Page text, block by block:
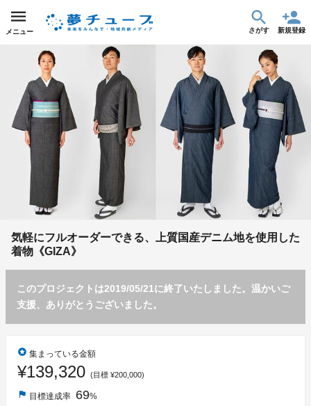
メニュー さがす 新規登録
気軽にフルオーダーできる、上質国産デニム地を使用した
着物《GIZA》
このプロジェクトは2019/05/21に終了いたしました。温かいご
支援、ありがとうございました。
stars 集まっている金額
¥139,320 (目標 ¥200,000)
flag 目標達成率 69%